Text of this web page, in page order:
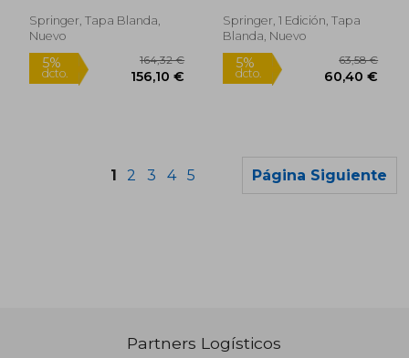
Commercialization
(en Inglés)
Springer, Tapa Blanda,
Nuevo
Springer, 1 Edición, Tapa
Blanda, Nuevo
1 2 3 4 5 Página Siguiente
Partners Logísticos